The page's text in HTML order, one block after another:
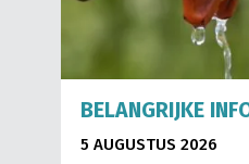
BELANGRIJKE
5 AUGUSTUS 2026